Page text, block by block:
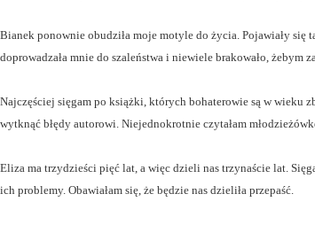
Bianek ponownie obudziła moje motyle do życia. Pojawiały się
doprowadzała mnie do szaleństwa i niewiele brakowało,
Najczęściej sięgam po książki, których bohaterowie są w wieku
wytknąć błędy autorowi. Niejednokrotnie czytałam
Eliza ma trzydzieści pięć lat, a więc dzieli nas trzynaście lat.
ich problemy. Obawiałam się, że będzie nas dzieliła przepaść.